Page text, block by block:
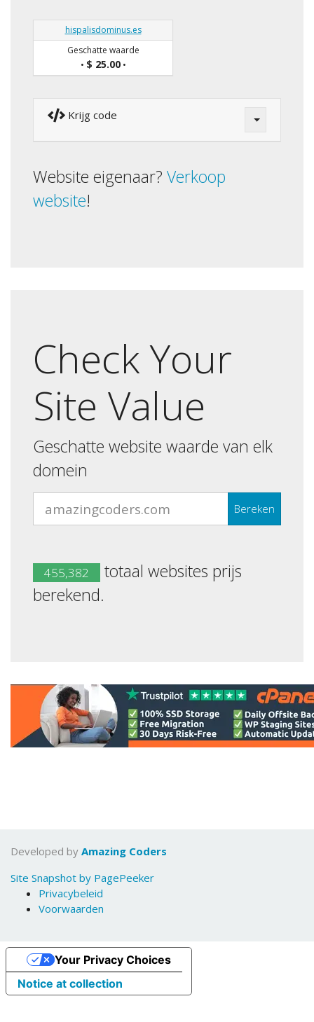
hispalisdominus.es
Geschatte waarde
• $ 25.00•
Krijg code
Website eigenaar? Verkoop
website!
Check Your
Site Value
Geschatte website waarde van elk
domein
Bereken
455,382
totaal websites prijs
berekend.
Developed by Amazing Coders
Site Snapshot by PagePeeker
Privacybeleid
Voorwaarden
Notice at collection
Your Privacy Choices